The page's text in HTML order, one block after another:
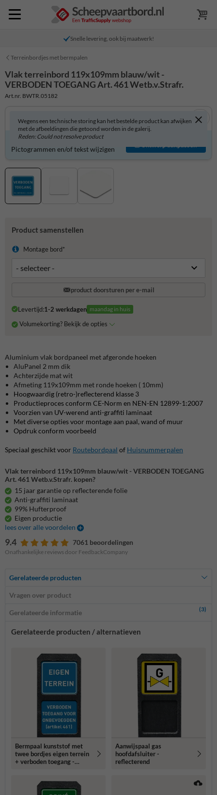
Snelle levering, ook bij maatwerk!
Terreinbordjes met bermpalen
Vlak terreinbord 119x109mm blauw/wit -
VERBODEN TOEGANG Art. 461 Wetb.v.Strafr.
Art.nr. BWTR.05182
Wegens een technische storing kan het bestelde product kan afwijken
met de afbeeldingen die getoond worden in de galerij.
Reden: Could not resolve product
Product zelf aanpassen?
Pictogrammen en/of tekst wijzigen
Ontwerp aanpassen
Product samenstellen
Montage bord*
product doorsturen per e-mail
Levertijd:1-2 werkdagen maandag in huis
Volumekorting? Bekijk de opties
Aluminium vlak bordpaneel met afgeronde hoeken
AluPanel 2 mm dik
Achterzijde mat wit
Afmeting 119x109mm met ronde hoeken ( 10mm)
Hoogwaardig (retro-)reflecterend klasse 3
Productieproces conform CE-Norm en NEN-EN 12899-1:2007
Voorzien van UV-werend anti-graffiti laminaat
Met diverse opties voor montage aan paal, wand of muur
Opdruk conform voorbeeld
Speciaal geschikt voor Routebordpaal of Huisnummerpalen
Vlak terreinbord 119x109mm blauw/wit - VERBODEN TOEGANG
Art. 461 Wetb.v.Strafr. kopen?
15 jaar garantie op reflecterende folie
Anti-graffiti laminaat
99% Hufterproof
Eigen productie
lees over alle voordelen
9.4 7061 beoordelingen
Onafhankelijke reviews door FeedbackCompany
Gerelateerde producten
Vragen over product
Gerelateerde informatie (3)
Gerelateerde producten / alternatieven
Bermpaal kunststof met
twee bordjes eigen terrein
+ verboden toegang -
Aanwijspaal gas
hoofdafsluiter -
reflecterend